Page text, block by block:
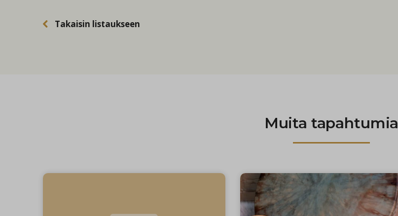
Takaisin listaukseen
Muita tapahtumia